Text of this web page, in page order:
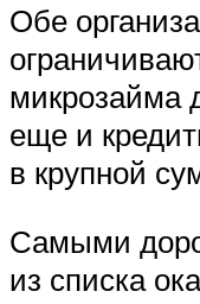
Обе
микрозайма
еще и
в крупной
Самыми
из списка